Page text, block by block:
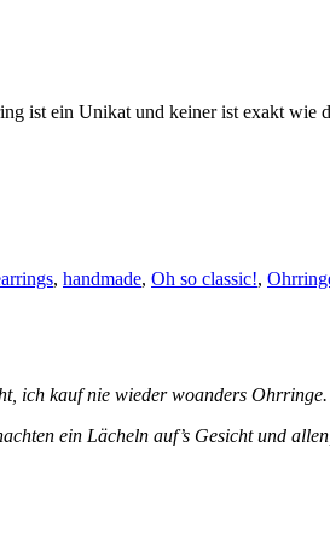
ist ein Unikat und keiner ist exakt wie
, handmade, Oh so classic!,
ich kauf nie wieder woanders
ein Lächeln auf’s Gesicht und